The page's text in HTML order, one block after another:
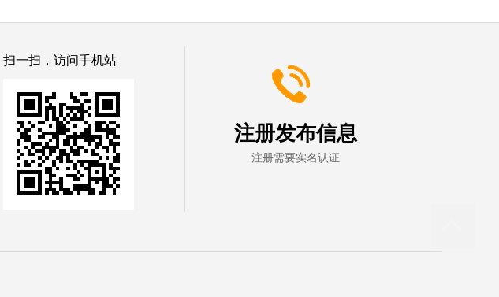
扫一扫，访问手机站
注册发布信息
注册需要实名认证